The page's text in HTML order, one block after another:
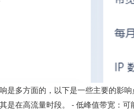
是多方面的，以下是一些主要的影
是在高流量时段。 - 低峰值带宽：